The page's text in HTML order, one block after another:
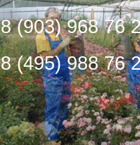
8 (903) 968 76
8 (495) 988 76